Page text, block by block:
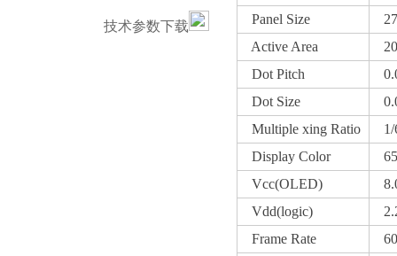
技术参数下载 Panel Size
Active Area
Dot Pitch
Dot Size
Multiple xing Ratio
1/
Display Color
Vcc(OLED)
Vdd(logic)
Frame Rate
60